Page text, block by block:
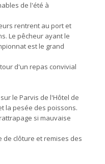
de l'été à
rentrent au port et
Le pêcheur ayant le
est le grand
d'un repas convivial
le Parvis de l'Hôtel de
la pesée des poissons.
si mauvaise
de clôture et remises des